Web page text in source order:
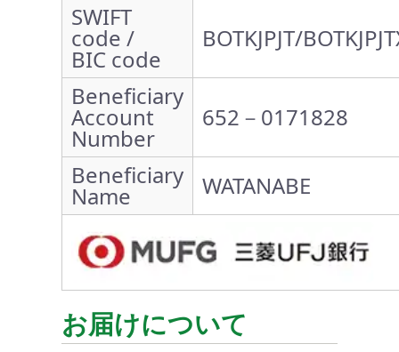
SWIFT
code /
BIC code
BOTKJPJT/
Beneficiary
Account
Number
652－0171828
Beneficiary
Name WATANABE
お届けについて